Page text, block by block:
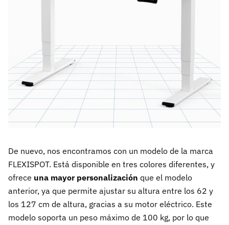
De nuevo, nos encontramos con un modelo de la marca
FLEXISPOT. Está disponible en tres colores diferentes, y
ofrece una mayor personalización que el modelo
anterior, ya que permite ajustar su altura entre los 62 y
los 127 cm de altura, gracias a su motor eléctrico. Este
modelo soporta un peso máximo de 100 kg, por lo que